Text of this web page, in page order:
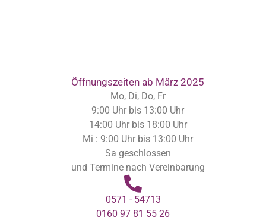
Öffnungszeiten ab März 2025
Mo, Di, Do, Fr
9:00 Uhr bis 13:00 Uhr
14:00 Uhr bis 18:00 Uhr
Mi : 9:00 Uhr bis 13:00 Uhr
Sa geschlossen
und Termine nach Vereinbarung
0571 - 54713
0160 97 81 55 26